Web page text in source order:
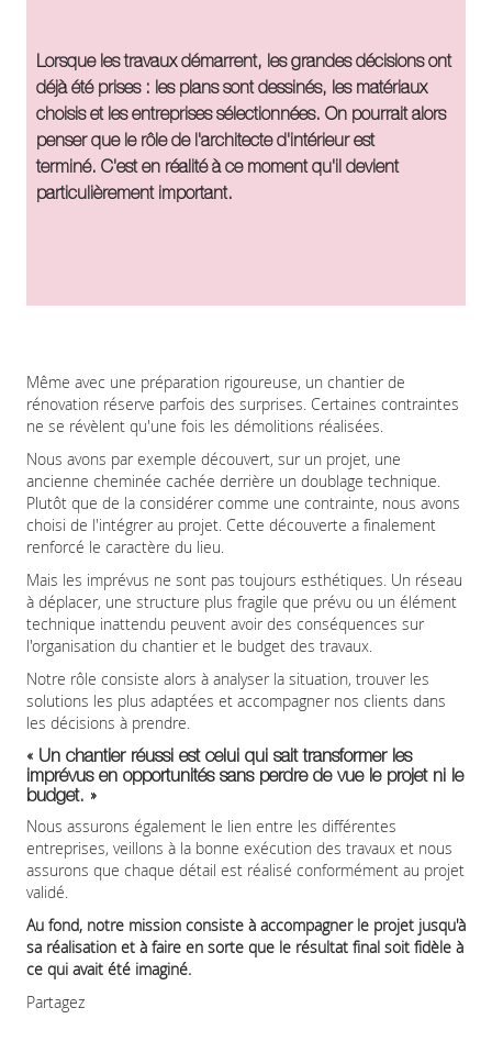
Lorsque les travaux démarrent, les grandes décisions ont
déjà été prises : les plans sont dessinés, les matériaux
choisis et les entreprises sélectionnées. On pourrait alors
penser que le rôle de l'architecte d'intérieur est
terminé. C'est en réalité à ce moment qu'il devient
particulièrement important.
Même avec une préparation rigoureuse, un chantier de
rénovation réserve parfois des surprises. Certaines contraintes
ne se révèlent qu'une fois les démolitions réalisées.
Nous avons par exemple découvert, sur un projet, une
ancienne cheminée cachée derrière un doublage technique.
Plutôt que de la considérer comme une contrainte, nous avons
choisi de l'intégrer au projet. Cette découverte a finalement
renforcé le caractère du lieu.
Mais les imprévus ne sont pas toujours esthétiques. Un réseau
à déplacer, une structure plus fragile que prévu ou un élément
technique inattendu peuvent avoir des conséquences sur
l'organisation du chantier et le budget des travaux.
Notre rôle consiste alors à analyser la situation, trouver les
solutions les plus adaptées et accompagner nos clients dans
les décisions à prendre.
« Un chantier réussi est celui qui sait transformer les
imprévus en opportunités sans perdre de vue le projet ni le
budget. »
Nous assurons également le lien entre les différentes
entreprises, veillons à la bonne exécution des travaux et nous
assurons que chaque détail est réalisé conformément au projet
validé.
Au fond, notre mission consiste à accompagner le projet jusqu'à
sa réalisation et à faire en sorte que le résultat final soit fidèle à
ce qui avait été imaginé.
Partagez